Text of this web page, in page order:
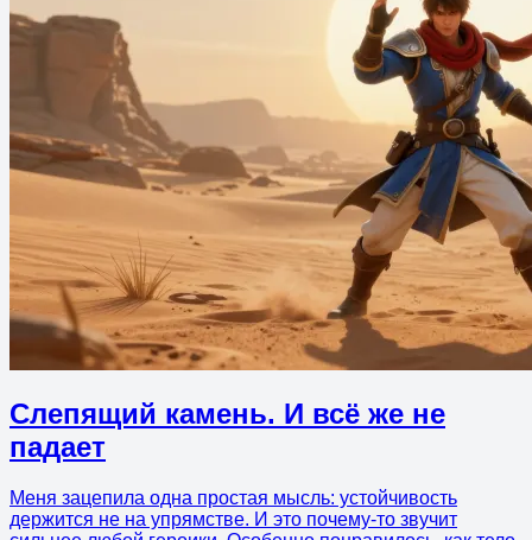
Слепящий камень. И всё же не
падает
Меня зацепила одна простая мысль: устойчивость
держится не на упрямстве. И это почему-то звучит